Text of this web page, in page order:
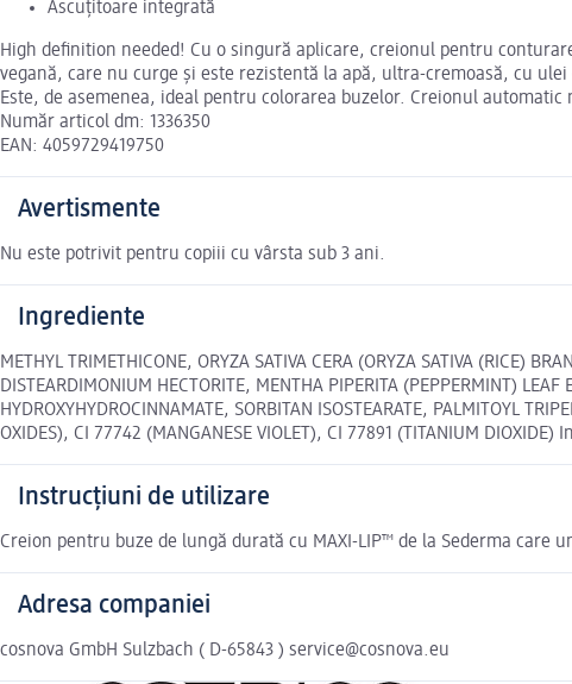
Ascuțitoare integrată
High definition needed! Cu o singură aplicare, creionul pentru
vegană, care nu curge și este rezistentă la apă, ultra-cremoasă, cu
Este, de asemenea, ideal pentru colorarea buzelor. Creionul
Număr articol dm: 1336350
EAN: 4059729419750
Avertismente
Nu este potrivit pentru copiii cu vârsta sub 3 ani.
Ingrediente
METHYL TRIMETHICONE, ORYZA SATIVA CERA (ORYZA SATIVA (RICE)
DISTEARDIMONIUM HECTORITE, MENTHA PIPERITA (PEPPERMINT) LEAF
HYDROXYHYDROCINNAMATE, SORBITAN ISOSTEARATE, PALMITOYL
OXIDES), CI 77742 (MANGANESE VIOLET), CI 77891 (TITANIUM
Instrucțiuni de utilizare
Creion pentru buze de lungă durată cu MAXI-LIP™ de la Sederma care
Adresa companiei
cosnova GmbH Sulzbach ( D-65843 ) service@cosnova.eu